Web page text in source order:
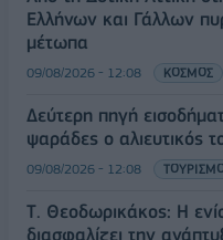
Ελλήνων και Γάλλων
μέτωπα
09/08/2026 - 12:08 ΚΟΣΜΟΣ
Δεύτερη πηγή
ψαράδες ο αλιευτικός
09/08/2026 - 12:08
Τ. Θεοδωρικάκος: Η
διασφαλίζει την